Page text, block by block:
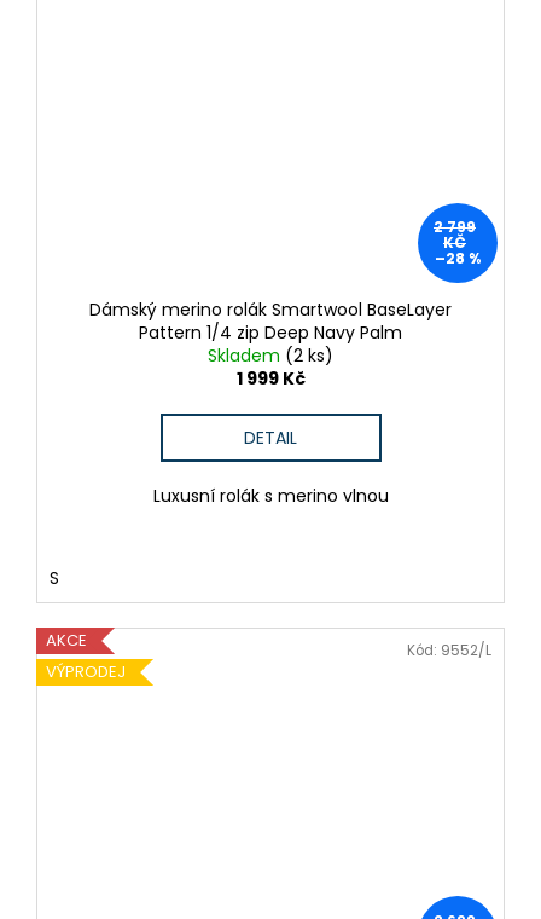
2 799
KČ
–28 %
Dámský merino rolák Smartwool BaseLayer
Pattern 1/4 zip Deep Navy Palm
Skladem (2 ks)
1 999 Kč
DETAIL
Luxusní rolák s merino vlnou
S
AKCE
VÝPRODEJ
Kód: 9552/L